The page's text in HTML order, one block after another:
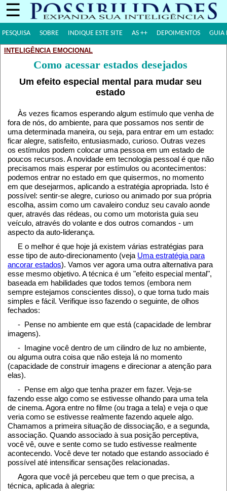
☰
PESQUISA SOBRE INDIQUE ESTE SITE AS ++ DEPOIMENTOS GUIA
INTELIGÊNCIA EMOCIONAL
Como acessar estados desejados
Um efeito especial mental para mudar seu
estado
Às vezes ficamos esperando algum estímulo que venha de
fora de nós, do ambiente, para que possamos nos sentir de
uma determinada maneira, ou seja, para entrar em um estado:
ficar alegre, satisfeito, entusiasmado, curioso. Outras vezes
os estímulos podem colocar uma pessoa em um estado de
poucos recursos. A novidade em tecnologia pessoal é que não
precisamos mais esperar por estímulos ou acontecimentos:
podemos entrar no estado em que quisermos, no momento
em que desejarmos, aplicando a estratégia apropriada. Isto é
possível: sentir-se alegre, curioso ou animado por sua própria
escolha, assim como um cavaleiro conduz seu cavalo aonde
quer, através das rédeas, ou como um motorista guia seu
veículo, através do volante e dos outros comandos - um
aspecto da auto-liderança.
E o melhor é que hoje já existem várias estratégias para
esse tipo de auto-direcionamento (veja Uma estratégia para
ancorar estados). Vamos ver agora uma outra alternativa para
esse mesmo objetivo. A técnica é um "efeito especial mental",
baseada em habilidades que todos temos (embora nem
sempre estejamos conscientes disso), o que torna tudo mais
simples e fácil. Verifique isso fazendo o seguinte, de olhos
fechados:
- Pense no ambiente em que está (capacidade de lembrar
imagens).
- Imagine você dentro de um cilindro de luz no ambiente,
ou alguma outra coisa que não esteja lá no momento
(capacidade de construir imagens e direcionar a atenção para
elas).
- Pense em algo que tenha prazer em fazer. Veja-se
fazendo esse algo como se estivesse olhando para uma tela
de cinema. Agora entre no filme (ou traga a tela) e veja o que
veria como se estivesse realmente fazendo aquele algo.
Chamamos a primeira situação de dissociação, e a segunda,
associação. Quando associado à sua posição perceptiva,
você vê, ouve e sente como se tudo estivesse realmente
acontecendo. Você deve ter notado que estando associado é
possível até intensificar sensações relacionadas.
Agora que você já percebeu que tem o que precisa, a
técnica, aplicada à alegria: